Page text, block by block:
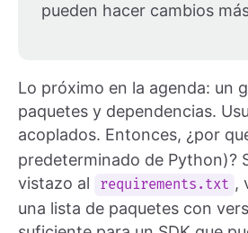
pueden hacer cambios
Lo próximo en la agenda: un
paquetes y dependencias.
acoplados. Entonces, ¿por
predeterminado de Python)?
vistazo al
requirements.txt ,
una lista de paquetes con